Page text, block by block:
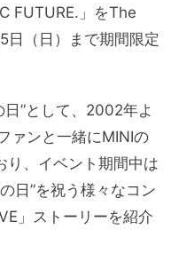
FUTURE.」をThe
日（日）まで期間限定
”として、2002年よ
ァンと一緒にMINIの
り、イベント期間中は
日”を祝う様々なコン
」ストーリーを紹介